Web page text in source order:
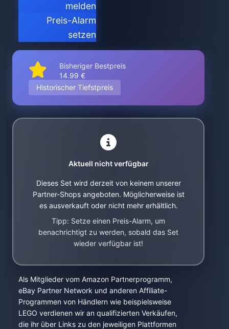
melden
Preis-Alarm
setzen
Bisheriger Bestpreis
14.99 €
Historischer Tiefstpreis
Aktuell nicht verfügbar
Dieses Set wird derzeit von keinem unserer
Partner-Shops angeboten. Möglicherweise ist
es ausverkauft oder nicht mehr erhältlich.
Tipp: Setze einen Preis-Alarm, um
benachrichtigt zu werden, sobald das Set
wieder verfügbar ist!
Als Mitglieder vom Amazon Partnerprogramm,
eBay Partner Network und anderen Affiliate-
Programmen von Händlern wie beispielsweise
LEGO verdienen wir an qualifizierten Verkäufen,
die ihr über Links zu den jeweiligen Plattformen